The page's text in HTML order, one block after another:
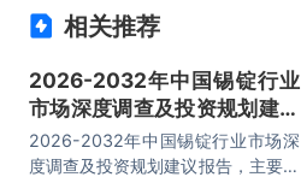
相关推荐
2026-2032年中国锡锭行业
市场深度调查及投资规划建议
报告
2026-2032年中国锡锭行业市场深
度调查及投资规划建议报告，主要包